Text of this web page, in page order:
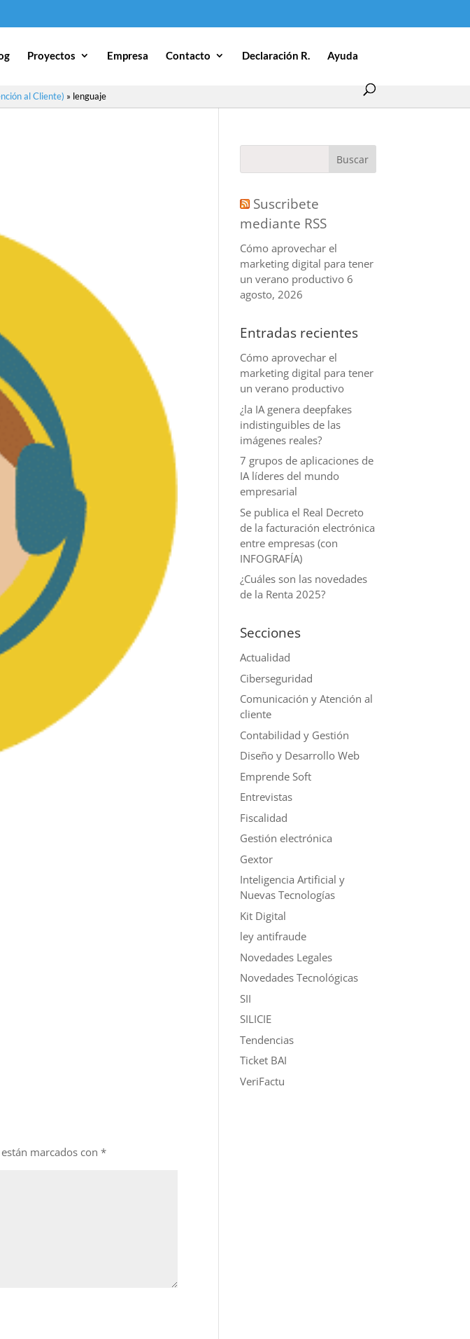
Proyectos Empresa Contacto Declaración R. Ayuda
al Cliente) » lenguaje
marcados con*
Suscribete
mediante RSS
Cómo aprovechar el
marketing digital para tener
un verano productivo 6
agosto, 2026
Entradas recientes
Cómo aprovechar el
marketing digital para tener
un verano productivo
¿la IA genera deepfakes
indistinguibles de las
imágenes reales?
7 grupos de aplicaciones de
IA líderes del mundo
empresarial
Se publica el Real Decreto
de la facturación electrónica
entre empresas (con
INFOGRAFÍA)
¿Cuáles son las novedades
de la Renta 2025?
Secciones
Actualidad
Ciberseguridad
Comunicación y Atención al
cliente
Contabilidad y Gestión
Diseño y Desarrollo Web
Emprende Soft
Entrevistas
Fiscalidad
Gestión electrónica
Gextor
Inteligencia Artificial y
Nuevas Tecnologías
Kit Digital
ley antifraude
Novedades Legales
Novedades Tecnológicas
SII
SILICIE
Tendencias
Ticket BAI
VeriFactu